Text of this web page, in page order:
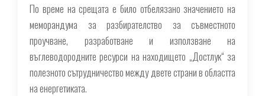
По време на срещата е било отбелязано значението на
меморандума за разбирателство за съвместното
проучване, разработване и използване на
въглеводородните ресурси на находището „Достлук“ за
полезното сътрудничество между двете страни в областта
на енергетиката.